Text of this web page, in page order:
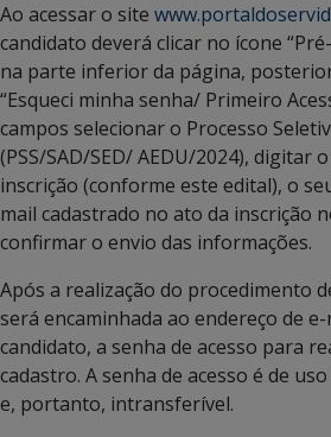
Ao acessar o site
candidato deverá clicar no ícone
na parte inferior da página,
“Esqueci minha senha/ Primeiro
campos selecionar o Processo
(PSS/SAD/SED/ AEDU/2024), digitar
inscrição (conforme este edital), o
mail cadastrado no ato da inscrição
confirmar o envio das informações.
Após a realização do procedimento
será encaminhada ao endereço de
candidato, a senha de acesso para
cadastro. A senha de acesso é de
e, portanto, intransferível.